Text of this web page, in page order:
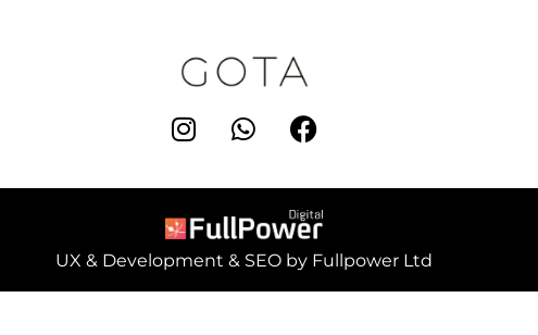
UX & Development & SEO by Fullpower Ltd